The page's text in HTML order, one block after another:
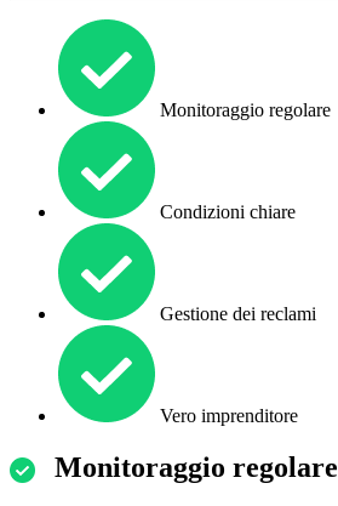
Monitoraggio regolare
Condizioni chiare
Gestione dei reclami
Vero imprenditore
Monitoraggio regolare